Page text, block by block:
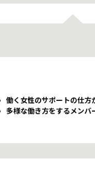
働く女性のサポートの仕方
多様な働き方をするメンバ